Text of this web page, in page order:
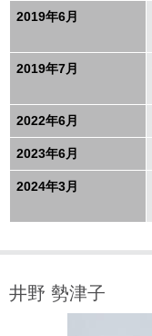
2019年6月
2019年7月
2022年6月
2023年6月
2024年3月
井野 勢津子